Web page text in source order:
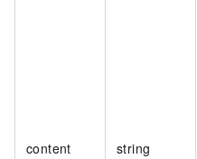
content string